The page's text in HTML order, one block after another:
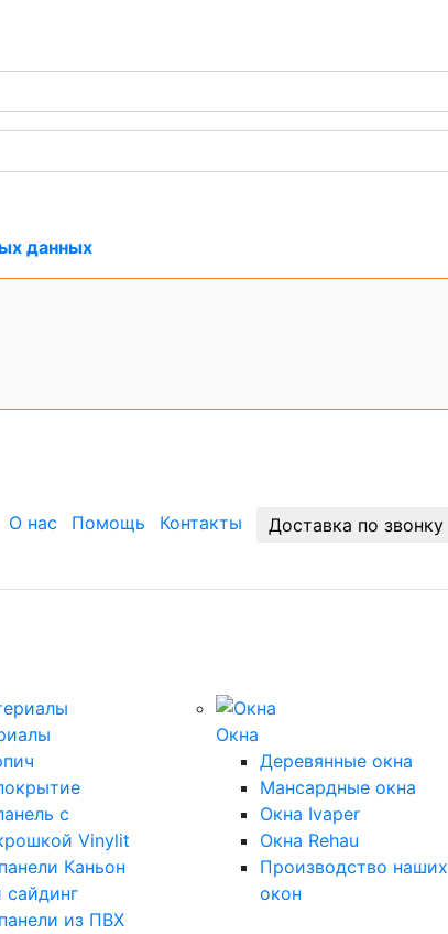
данных
О нас Помощь Контакты Доставка по звонку
с
Vinylit
Каньон
из ПВХ
Окна
Деревянные окна
Мансардные окна
Окна Ivaper
Окна Rehau
Производство наших
окон